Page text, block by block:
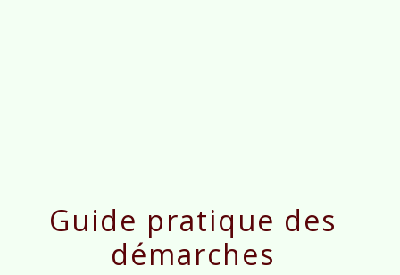
Guide pratique des
démarches